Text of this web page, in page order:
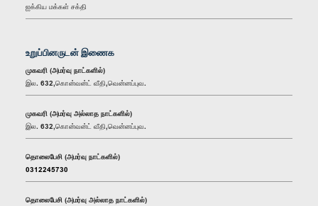
ஐக்கிய மக்கள் சக்தி
உறுப்பினருடன் இணைக
முகவரி (அமர்வு நாட்களில்)
இல. 632,கொன்வன்ட் வீதி,வென்னப்புவ.
முகவரி (அமர்வு அல்லாத நாட்களில்)
இல. 632,கொன்வன்ட் வீதி,வென்னப்புவ.
தொலைபேசி (அமர்வு நாட்களில்)
0312245730
தொலைபேசி (அமர்வு அல்லாத நாட்களில்)